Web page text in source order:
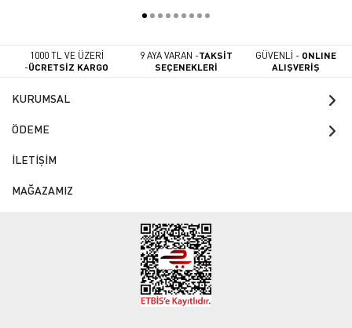
1000 TL VE ÜZERİ
-ÜCRETSİZ KARGO
9 AYA VARAN -TAKSİT
SEÇENEKLERİ
GÜVENLİ - ONLINE
ALIŞVERİŞ
KURUMSAL
ÖDEME
İLETİŞİM
MAĞAZAMIZ